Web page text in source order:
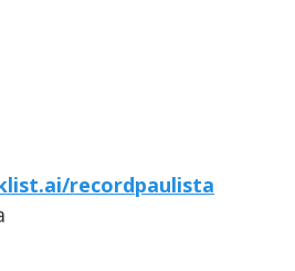
recordpaulista